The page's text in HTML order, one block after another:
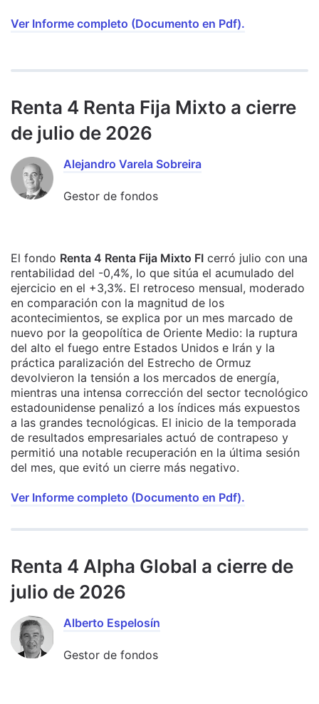
Ver Informe completo (Documento en Pdf).
Renta 4 Renta Fija Mixto a cierre
de julio de 2026
Alejandro Varela Sobreira
Gestor de fondos
El fondo Renta 4 Renta Fija Mixto FI cerró julio con una
rentabilidad del -0,4%, lo que sitúa el acumulado del
ejercicio en el +3,3%. El retroceso mensual, moderado
en comparación con la magnitud de los
acontecimientos, se explica por un mes marcado de
nuevo por la geopolítica de Oriente Medio: la ruptura
del alto el fuego entre Estados Unidos e Irán y la
práctica paralización del Estrecho de Ormuz
devolvieron la tensión a los mercados de energía,
mientras una intensa corrección del sector tecnológico
estadounidense penalizó a los índices más expuestos
a las grandes tecnológicas. El inicio de la temporada
de resultados empresariales actuó de contrapeso y
permitió una notable recuperación en la última sesión
del mes, que evitó un cierre más negativo.
Ver Informe completo (Documento en Pdf).
Renta 4 Alpha Global a cierre de
julio de 2026
Alberto Espelosín
Gestor de fondos